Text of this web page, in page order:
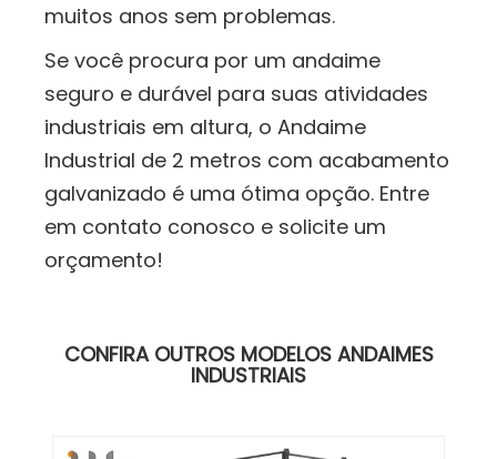
muitos anos sem problemas.
Se você procura por um andaime
seguro e durável para suas atividades
industriais em altura, o Andaime
Industrial de 2 metros com acabamento
galvanizado é uma ótima opção. Entre
em contato conosco e solicite um
orçamento!
CONFIRA OUTROS MODELOS ANDAIMES
INDUSTRIAIS